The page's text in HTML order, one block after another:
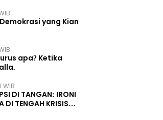
yang Kian
apa? Ketika
WIB
DI TANGAN: IRONI
DI TENGAH KRISIS